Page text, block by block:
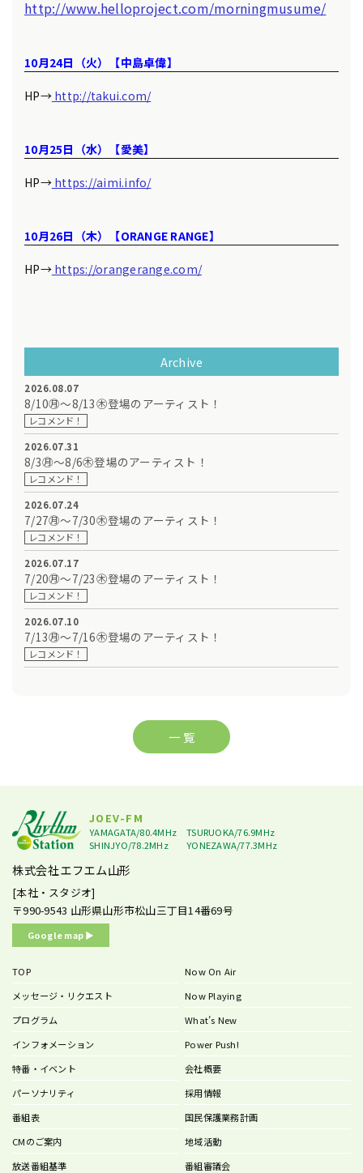
http://www.helloproject.com/morningmusume/
10月24日（火）【中島卓偉】
HP→http://takui.com/
10月25日（水）【愛美】
HP→https://aimi.info/
10月26日（木）【ORANGE RANGE】
HP→https://orangerange.com/
Archive
2026.08.07
8/10㊊～8/13㊍登場のアーティスト！
レコメンド！
2026.07.31
8/3㊊～8/6㊍登場のアーティスト！
レコメンド！
2026.07.24
7/27㊊～7/30㊍登場のアーティスト！
レコメンド！
2026.07.17
7/20㊊～7/23㊍登場のアーティスト！
レコメンド！
2026.07.10
7/13㊊～7/16㊍登場のアーティスト！
レコメンド！
一 覧
JOEV-FM
YAMAGATA/80.4MHz
TSURUOKA/76.9MHz
SHINJYO/78.2MHz
YONEZAWA/77.3MHz
株式会社エフエム山形
[本社・スタジオ]
〒990-9543 山形県山形市松山三丁目14番69号
Google map ▶︎
TOP
メッセージ・リクエスト
プログラム
インフォメーション
特番・イベント
パーソナリティ
番組表
CMのご案内
Now On Air
Now Playing
What’s New
Power Push!
会社概要
採用情報
国民保護業務計画
地域活動
放送番組基準
番組審議会